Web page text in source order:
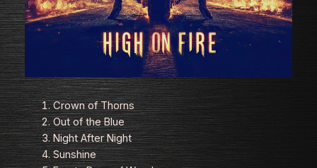
Crown of Thorns
Out of the Blue
Night After Night
Sunshine